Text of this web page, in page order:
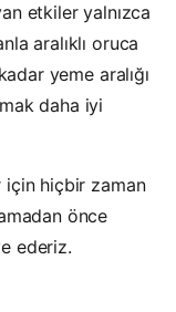
etkiler yalnızca
aralıklı oruca
yeme aralığı
daha iyi
için hiçbir zaman
önce
ederiz.